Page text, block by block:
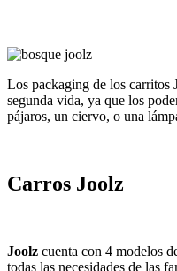
Los packaging de los carritos
segunda vida, ya que los
pájaros, un ciervo, o una
Carros Joolz
Joolz cuenta con 4 modelos
todas las necesidades de las